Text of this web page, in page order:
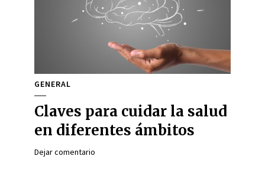
GENERAL
Claves para cuidar la salud
en diferentes ámbitos
Dejar comentario